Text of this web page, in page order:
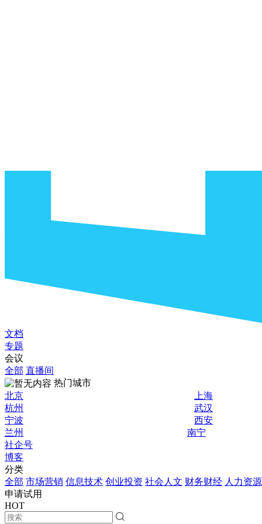
文档
专题
会议
全部 直播间
热门城市
北京
上海
杭州
武汉
宁波
西安
兰州
南宁
社企号
博客
分类
全部 市场营销 信息技术 创业投资 社会人文 财务财经 人力资源
申请试用
HOT